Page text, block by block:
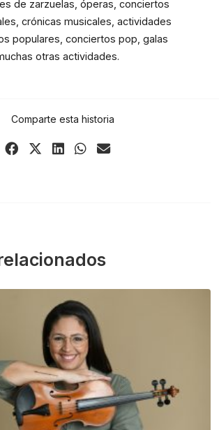
de zarzuelas, óperas, conciertos
crónicas musicales, actividades
populares, conciertos pop, galas
otras actividades.
Comparte esta historia
Share Share ShareShareShare